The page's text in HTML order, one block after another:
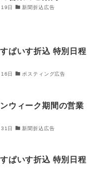
日 新聞折込広告
ぱいす折込 特別日程
日 ポスティング広告
ウィーク期間の営業
日 新聞折込広告
ぱいす折込 特別日程